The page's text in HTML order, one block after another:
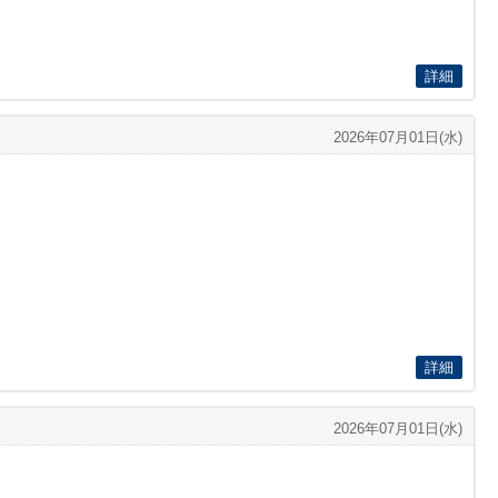
詳細
2026年07月01日(水)
詳細
2026年07月01日(水)